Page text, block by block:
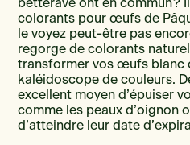
betterave ont en commun ?
colorants pour œufs de
le voyez peut-être pas
regorge de colorants
transformer vos œufs blanc
kaléidoscope de couleurs.
excellent moyen d’épuiser
comme les peaux d’oignon
d’atteindre leur date